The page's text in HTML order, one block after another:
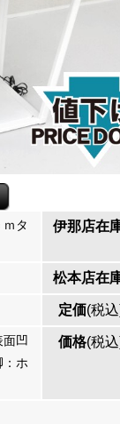
タ
伊那店在
松本店在
定価(税
凹
ホ
価格(税